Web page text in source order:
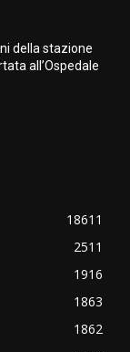
della stazione
all’Ospedale
18611
2511
1916
1863
1862